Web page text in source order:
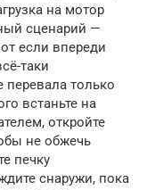
на мотор
сценарий —
если впереди
таки
перевала только
встаньте на
откройте
не обжечь
печку
снаружи, пока